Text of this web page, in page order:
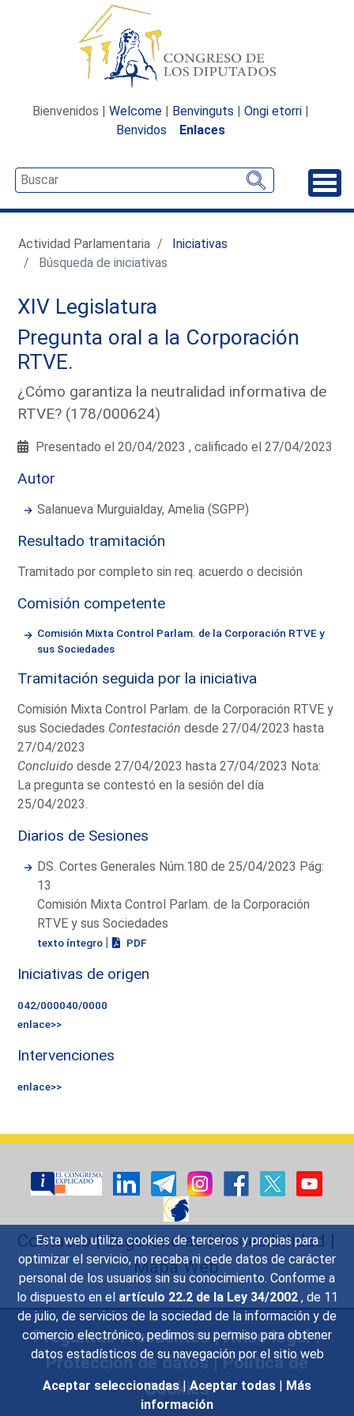
Esta web utiliza cookies de terceros y propias para
optimizar el servicio, no recaba ni cede datos de carácter
personal de los usuarios sin su conocimiento. Conforme a
lo dispuesto en el artículo 22.2 de la Ley 34/2002 , de 11
de julio, de servicios de la sociedad de la información y de
comercio electrónico, pedimos su permiso para obtener
datos estadísticos de su navegación por el sitio web
Aceptar seleccionadas | Aceptar todas | Más
información
Bienvenidos | Welcome | Benvinguts | Ongi etorri |
Benvidos
Enlaces
Actividad Parlamentaria
Iniciativas
Búsqueda de iniciativas
XIV Legislatura
Pregunta oral a la Corporación
RTVE.
¿Cómo garantiza la neutralidad informativa de
RTVE? (178/000624)
Presentado el 20/04/2023 , calificado el 27/04/2023
Autor
Salanueva Murguialday, Amelia (SGPP)
Resultado tramitación
Tramitado por completo sin req. acuerdo o decisión
Comisión competente
Comisión Mixta Control Parlam. de la Corporación RTVE y
sus Sociedades
Tramitación seguida por la iniciativa
Comisión Mixta Control Parlam. de la Corporación RTVE y
sus Sociedades Contestación desde 27/04/2023 hasta
27/04/2023
Concluido desde 27/04/2023 hasta 27/04/2023 Nota:
La pregunta se contestó en la sesión del día
25/04/2023.
Diarios de Sesiones
DS. Cortes Generales Núm.180 de 25/04/2023 Pág:
13
Comisión Mixta Control Parlam. de la Corporación
RTVE y sus Sociedades
texto íntegro | PDF
Iniciativas de origen
042/000040/0000
enlace>>
Intervenciones
enlace>>
Contacto|Sugerencias|Accesibilidad |
Mapa Web
Preguntas Frecuentes|Aviso legal|
Protección de datos|Política de
Cookies